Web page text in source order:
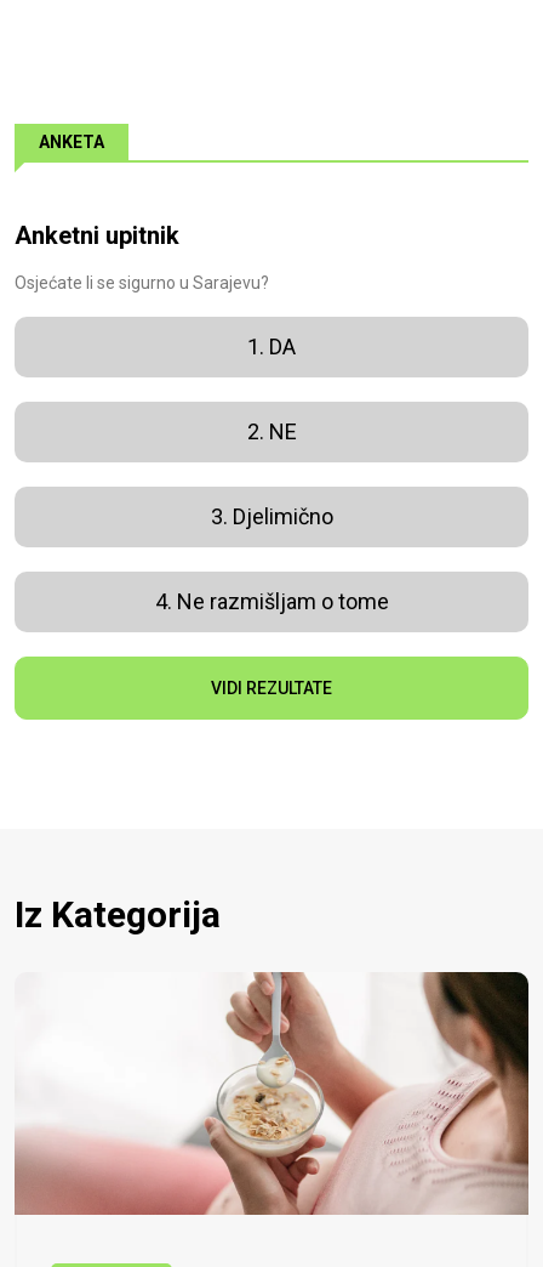
ANKETA
Anketni upitnik
Osjećate li se sigurno u Sarajevu?
1. DA
2. NE
3. Djelimično
4. Ne razmišljam o tome
VIDI REZULTATE
Iz Kategorija